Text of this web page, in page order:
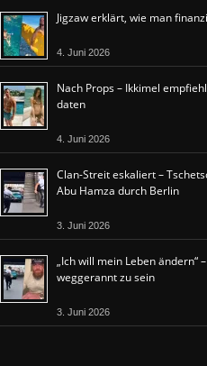
Jigzaw erklärt, wie man
4. Juni 2026
Nach Props – Ikkimel
daten
4. Juni 2026
Clan-Streit eskaliert –
Abu Hamza durch Berlin
3. Juni 2026
„Ich will mein Leben ändern“
weggerannt zu sein
3. Juni 2026